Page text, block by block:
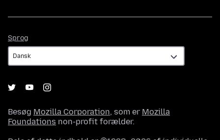
Sprog
Besøg Mozilla Corporation, som er Mozilla
Foundations non-profit forælder.